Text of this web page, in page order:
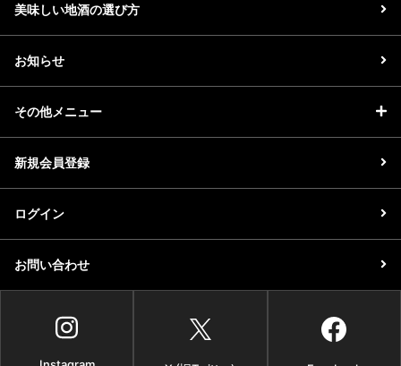
美味しい地酒の選び方
お知らせ
その他メニュー
新規会員登録
ログイン
お問い合わせ